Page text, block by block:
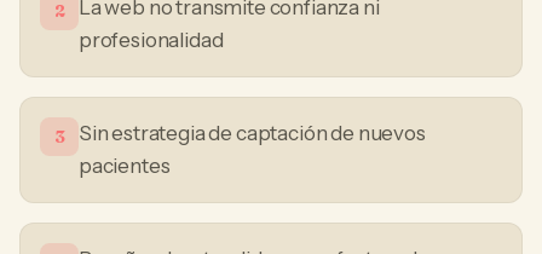
2
La web no transmite confianza ni
profesionalidad
3
Sin estrategia de captación de nuevos
pacientes